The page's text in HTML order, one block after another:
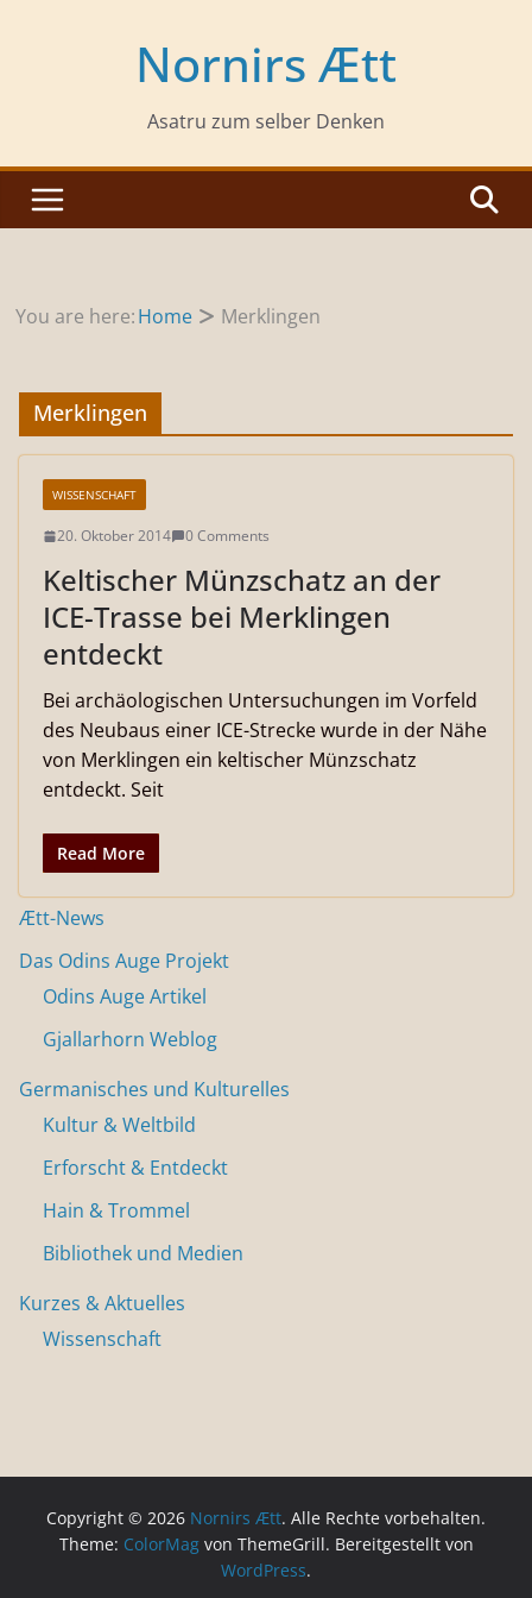
Nornirs Ætt
Asatru zum selber Denken
You are here:Home Merklingen
Merklingen
WISSENSCHAFT
20. Oktober 2014 0 Comments
Keltischer Münzschatz an der
ICE-Trasse bei Merklingen
entdeckt
Bei archäologischen Untersuchungen im Vorfeld
des Neubaus einer ICE-Strecke wurde in der Nähe
von Merklingen ein keltischer Münzschatz
entdeckt. Seit
Read More
Ætt-News
Das Odins Auge Projekt
Odins Auge Artikel
Gjallarhorn Weblog
Germanisches und Kulturelles
Kultur & Weltbild
Erforscht & Entdeckt
Hain & Trommel
Bibliothek und Medien
Kurzes & Aktuelles
Wissenschaft
Copyright © 2026 Nornirs Ætt. Alle Rechte vorbehalten.
Theme: ColorMagvon ThemeGrill. Bereitgestellt von
WordPress.